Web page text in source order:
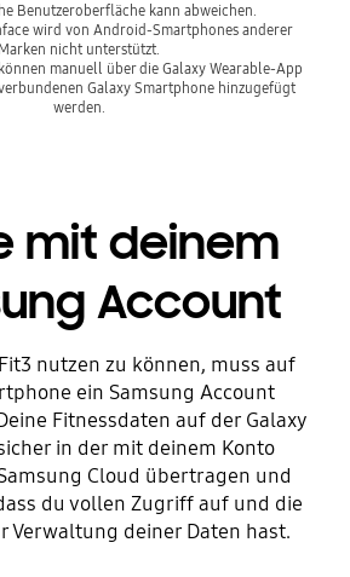
Benutzeroberfläche kann abweichen.
wird von Android-Smartphones anderer
Marken nicht unterstützt.
manuell über die Galaxy Wearable-App
Galaxy Smartphone hinzugefügt
werden.
mit deinem
Account
nutzen zu können, muss auf
ein Samsung Account
Fitnessdaten auf der Galaxy
in der mit deinem Konto
Cloud übertragen und
du vollen Zugriff auf und die
Verwaltung deiner Daten hast.